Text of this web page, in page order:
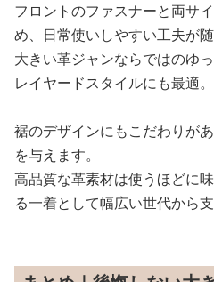
フロントのファスナーと両サ
め、日常使いしやすい工夫が随
大きい革ジャンならではのゆ
レイヤードスタイルにも最適。
裾のデザインにもこだわりが
を与えます。
高品質な革素材は使うほどに
る一着として幅広い世代から